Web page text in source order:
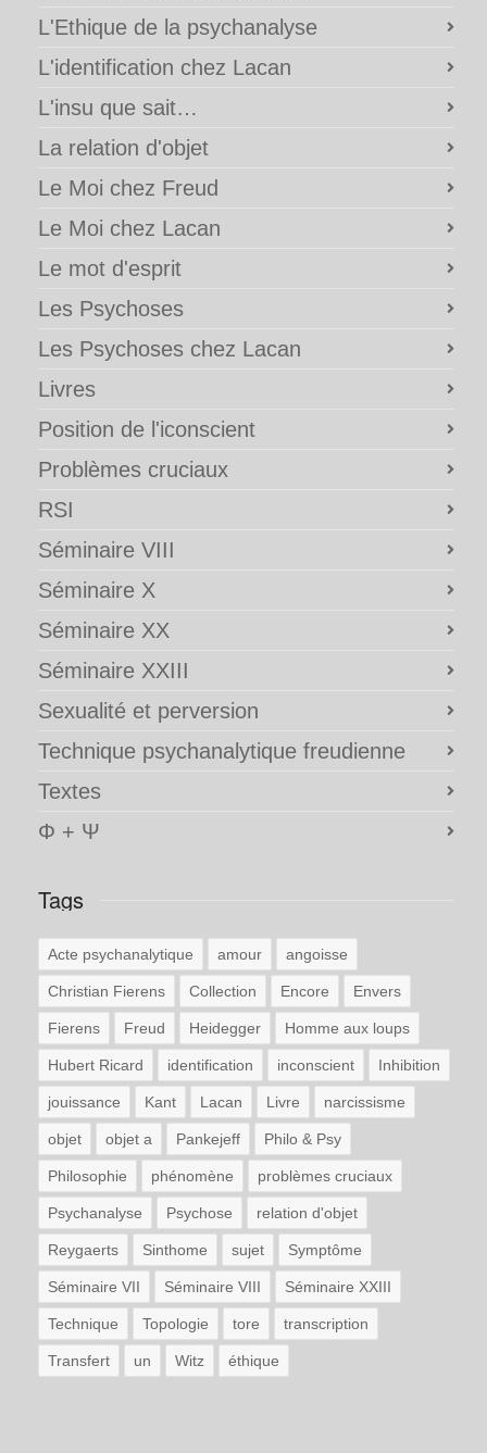
L'Ethique de la psychanalyse
L'identification chez Lacan
L'insu que sait…
La relation d'objet
Le Moi chez Freud
Le Moi chez Lacan
Le mot d'esprit
Les Psychoses
Les Psychoses chez Lacan
Livres
Position de l'iconscient
Problèmes cruciaux
RSI
Séminaire VIII
Séminaire X
Séminaire XX
Séminaire XXIII
Sexualité et perversion
Technique psychanalytique freudienne
Textes
Φ + Ψ
Tags
Acte psychanalytique amour angoisse
Christian Fierens Collection Encore Envers
Fierens Freud Heidegger Homme aux loups
Hubert Ricard identification inconscient Inhibition
jouissance Kant Lacan Livre narcissisme
objet objet a Pankejeff Philo & Psy
Philosophie phénomène problèmes cruciaux
Psychanalyse Psychose relation d'objet
Reygaerts Sinthome sujet Symptôme
Séminaire VII Séminaire VIII Séminaire XXIII
Technique Topologie tore transcription
Transfert un Witz éthique